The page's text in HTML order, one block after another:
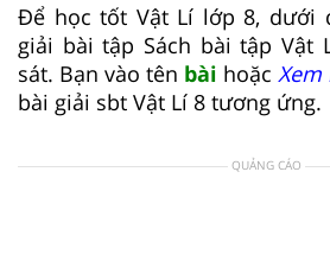
Để học tốt Vật Lí lớp 8, dưới
giải bài tập Sách bài tập Vật
sát. Bạn vào tên bài hoặc
bài giải sbt Vật Lí 8 tương ứng.
QUẢNG CÁO